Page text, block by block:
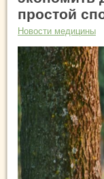
простой
Новости медицины